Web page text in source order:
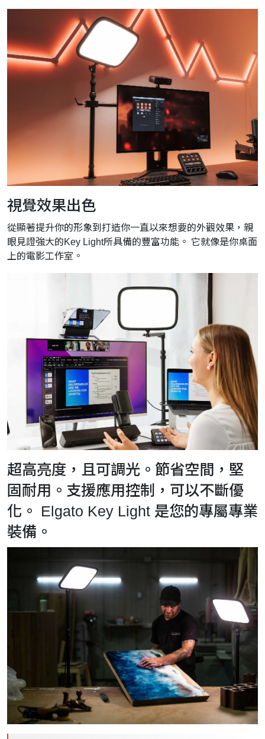
視覺效果出色
從顯著提升你的形象到打造你一直以來想要的外觀效果，親
眼見證強大的Key Light所具備的豐富功能。 它就像是你桌面
上的電影工作室。
超高亮度，且可調光。節省空間，堅
固耐用。支援應用控制，可以不斷優
化。 Elgato Key Light 是您的專屬專業
裝備。